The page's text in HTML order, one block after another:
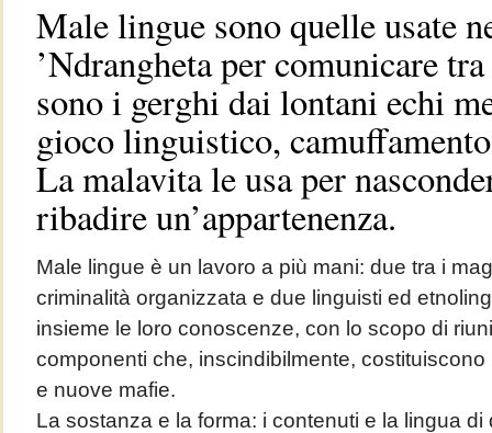
Male lingue sono quelle usate
’Ndrangheta per comunicare
sono i gerghi dai lontani echi
gioco linguistico,
La malavita le usa per
ribadire un’appartenenza.
Male lingue è un lavoro a più mani: due tra i
criminalità organizzata e due linguisti ed
insieme le loro conoscenze, con lo scopo di
componenti che, inscindibilmente,
e nuove mafie.
La sostanza e la forma: i contenuti e la lingua di